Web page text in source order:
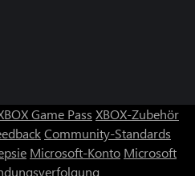
Game Pass XBOX-Zubehör
Community-Standards
Microsoft-Konto Microsoft